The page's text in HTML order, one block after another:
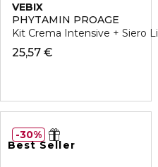
ALLA CAMELIA
VEBIX
PHYTAMIN PROAGE
Kit Crema Intensive + Siero
25,57 €
Best Seller
30%